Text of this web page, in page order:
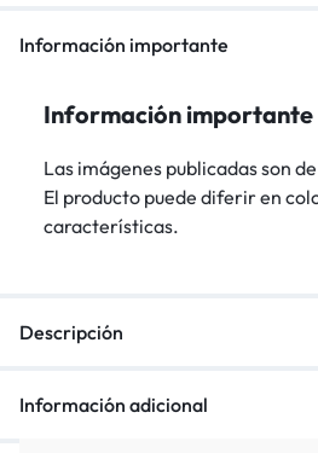
Información importante
Información importante
Las imágenes publicadas son
El producto puede diferir en
características.
Descripción
Información adicional